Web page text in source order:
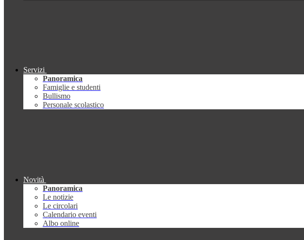
Servizi
Panoramica
Famiglie e studenti
Bullismo
Personale scolastico
Novità
Panoramica
Le notizie
Le circolari
Calendario eventi
Albo online